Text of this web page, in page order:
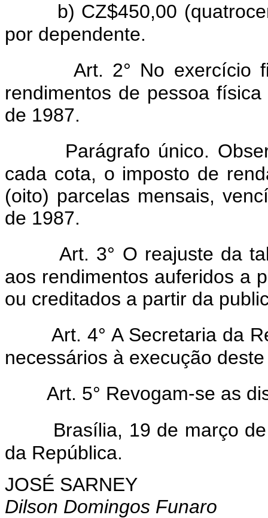
b) CZ$450,00
por dependente.
Art. 2° No exercício
rendimentos de pessoa
de 1987.
Parágrafo único.
cada cota, o imposto de
(oito) parcelas mensais,
de 1987.
Art. 3° O reajuste da
aos rendimentos auferidos a
ou creditados a partir da
Art. 4° A Secretaria da
necessários à execução
Art. 5° Revogam-se as
Brasília, 19 de março
da República.
JOSÉ SARNEY
Dilson Domingos Funaro